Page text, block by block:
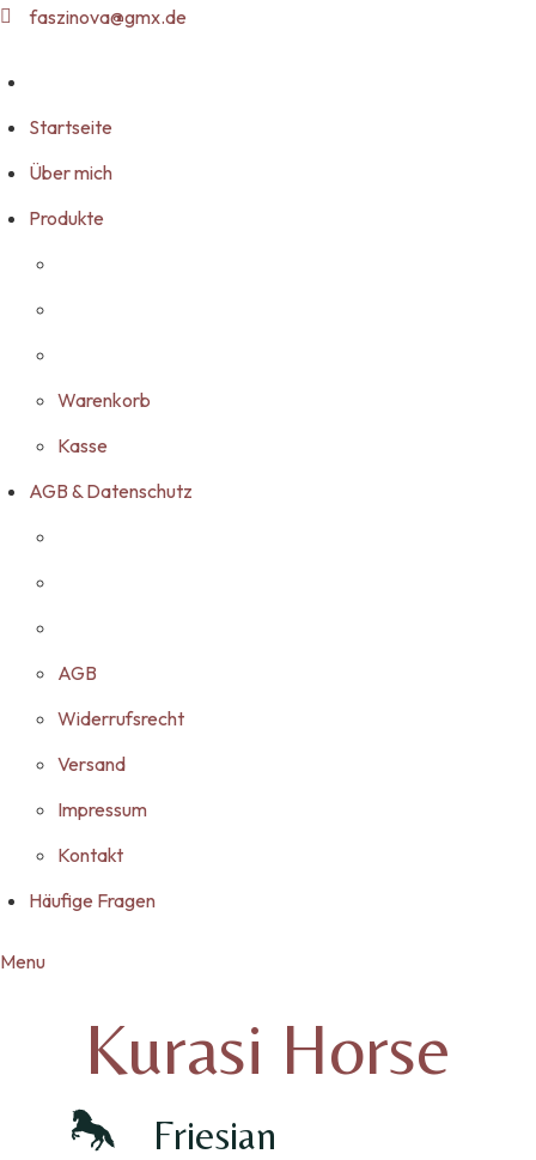
faszinova@gmx.de
Startseite
Über mich
Produkte
Warenkorb
Kasse
AGB & Datenschutz
AGB
Widerrufsrecht
Versand
Impressum
Kontakt
Häufige Fragen
Menu
Kurasi Horse
Friesian